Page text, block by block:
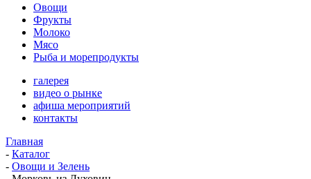
Овощи
Фрукты
Молоко
Мясо
Рыба и морепродукты
галерея
видео о рынке
афиша мероприятий
контакты
Главная
- Каталог
- Овощи и Зелень